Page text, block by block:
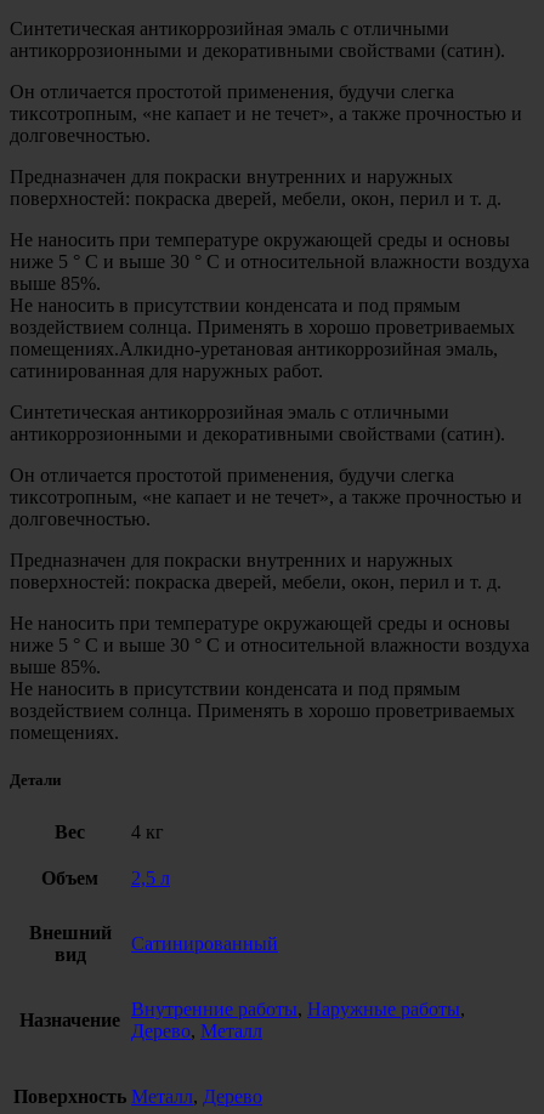
Синтетическая антикоррозийная эмаль с отличными
антикоррозионными и декоративными свойствами (сатин).
Он отличается простотой применения, будучи слегка
тиксотропным, «не капает и не течет», а также прочностью и
долговечностью.
Предназначен для покраски внутренних и наружных
поверхностей: покраска дверей, мебели, окон, перил и т. д.
Не наносить при температуре окружающей среды и основы
ниже 5 ° C и выше 30 ° C и относительной влажности воздуха
выше 85%.
Не наносить в присутствии конденсата и под прямым
воздействием солнца. Применять в хорошо проветриваемых
помещениях.Алкидно-уретановая антикоррозийная эмаль,
сатинированная для наружных работ.
Синтетическая антикоррозийная эмаль с отличными
антикоррозионными и декоративными свойствами (сатин).
Он отличается простотой применения, будучи слегка
тиксотропным, «не капает и не течет», а также прочностью и
долговечностью.
Предназначен для покраски внутренних и наружных
поверхностей: покраска дверей, мебели, окон, перил и т. д.
Не наносить при температуре окружающей среды и основы
ниже 5 ° C и выше 30 ° C и относительной влажности воздуха
выше 85%.
Не наносить в присутствии конденсата и под прямым
воздействием солнца. Применять в хорошо проветриваемых
помещениях.
Детали
Вес 4 кг
Объем 2,5 л
Внешний
вид
Сатинированный
Назначение
Внутренние работы, Наружные работы,
Дерево, Металл
Поверхность Металл, Дерево